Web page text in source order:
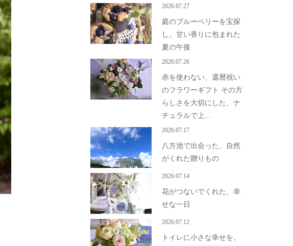
2026.07.27
庭のブルーベリーを宝探
し。甘い香りに包まれた
夏の午後
2026.07.26
赤を使わない、還暦祝い
のフラワーギフト その方
らしさを大切にした、ナ
チュラルで上...
2026.07.17
八方池で出会った、自然
がくれた贈りもの
2026.07.14
花がつないでくれた、幸
せな一日
2026.07.12
トイレに小さな幸せを。